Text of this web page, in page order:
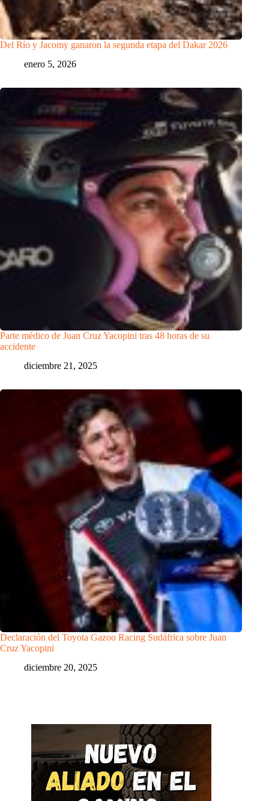
Del Río y Jacomy ganaron la segunda etapa del Dakar 2026
enero 5, 2026
Parte médico de Juan Cruz Yacopini tras 48 horas de su
accidente
diciembre 21, 2025
Declaración del Toyota Gazoo Racing Sudáfrica sobre Juan
Cruz Yacopini
diciembre 20, 2025